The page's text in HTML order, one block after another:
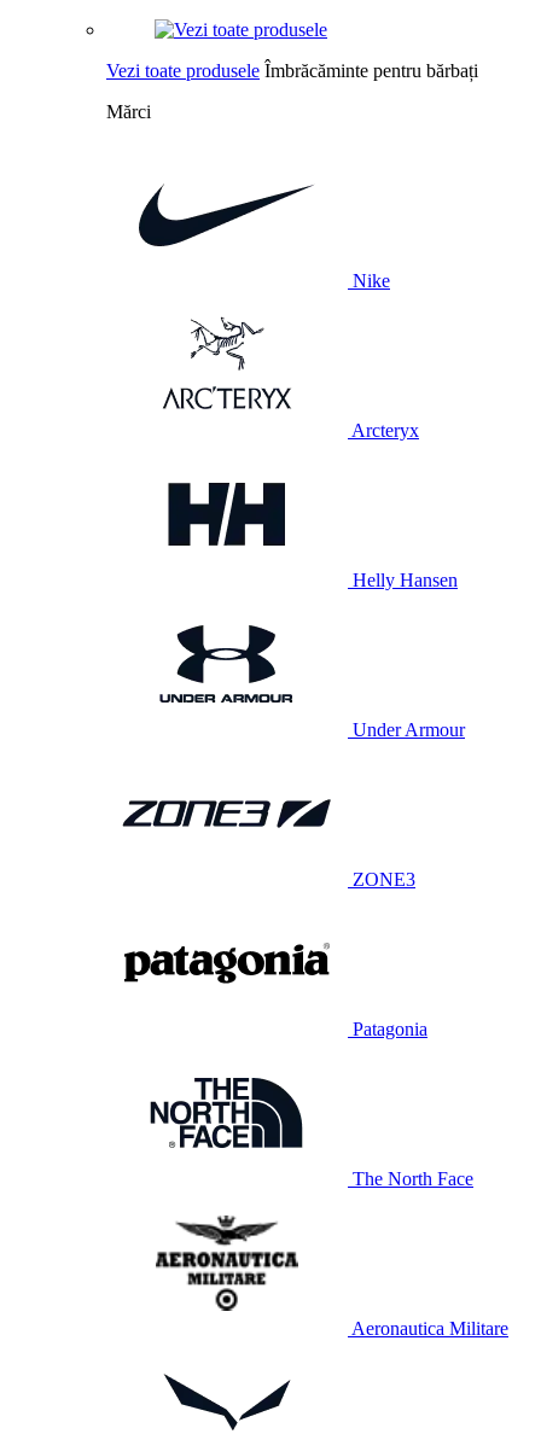
Vezi toate produsele Îmbrăcăminte pentru bărbați
Mărci
Nike
Arcteryx
Helly Hansen
Under Armour
ZONE3
Patagonia
The North Face
Aeronautica Militare